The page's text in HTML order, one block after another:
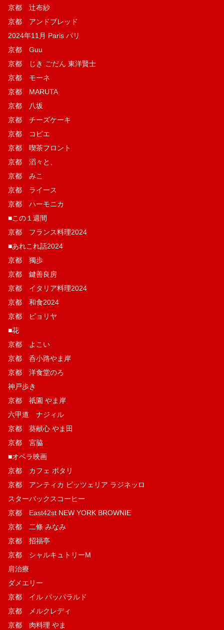
京都 辻布紗
京都 アンドブレッド
2024年11月 Paris パリ
京都 Guu
京都 じき ごだん 東洋賢士
京都 モーネ
京都 MARUTA
京都 八坂
京都 チーズケーキ
京都 コピエ
京都 喫茶フロント
京都 滔々と、
京都 みこ
京都 ライース
京都 ハーモニカ
■この１週間
京都 フランス料理2024
■あれこれ話2024
京都 獨歩
京都 鍵善良房
京都 イタリア料理2024
京都 和食2024
京都 ピョリヤ
■花
京都 よこい
京都 呑小路やま岸
京都 洋食堂のろ
神戸歩き
京都 祇園 やま岸
六甲道 ナジィル
京都 葵献心 やま田
京都 宮脇
■オペラ映画
京都 カフェ ポタリ
京都 アンティカ ピッツェリア ラジネッロ
スターバックスコーヒー
京都 East42st NEW YORK BROWNIE
京都 二條 みなみ
京都 招福亭
京都 シャルキュトリーM
肩治療
ダメエリー
京都 イル パッパラルド
京都 メルクレディ
京都 肉料理 やま